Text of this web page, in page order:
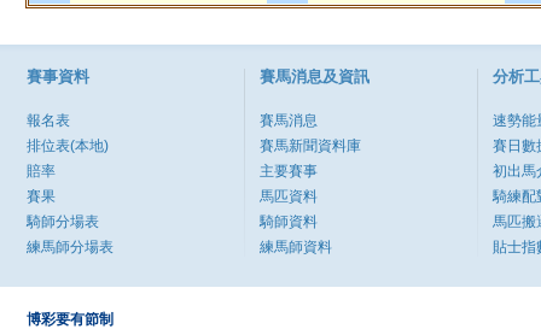
賽事資料
報名表
排位表(本地)
賠率
賽果
騎師分場表
練馬師分場表
賽馬消息及資訊
賽馬消息
賽馬新聞資料庫
主要賽事
馬匹資料
騎師資料
練馬師資料
分析
速勢能
賽日數
初出馬
騎練配
馬匹搬
貼士指
博彩要有節制